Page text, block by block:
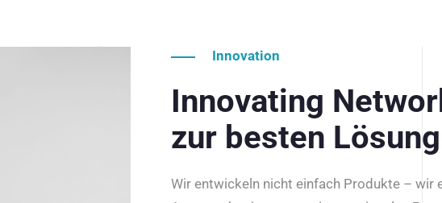
Innovation
Innovating
zur besten
Wir entwickeln nicht einfach Produkte – wir